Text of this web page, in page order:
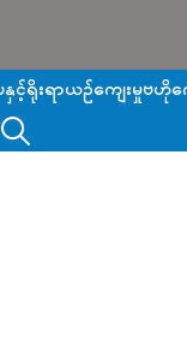
နှင့်ရိုးရာယဉ်ကျေးမှုဗဟို